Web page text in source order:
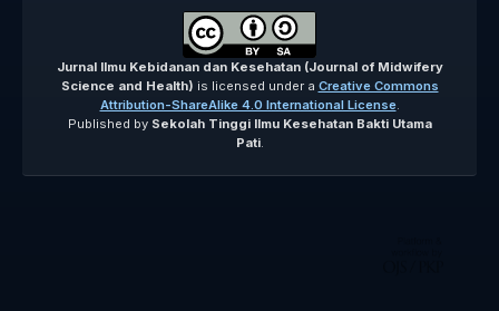
Jurnal Ilmu Kebidanan dan Kesehatan (Journal of Midwifery
Science and Health) is licensed under a Creative Commons
Attribution-ShareAlike 4.0 International License.
Published by Sekolah Tinggi Ilmu Kesehatan Bakti Utama
Pati.